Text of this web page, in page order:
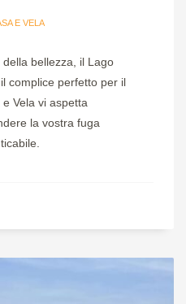
E VELA
bellezza, il Lago
complice perfetto per il
Vela vi aspetta
la vostra fuga